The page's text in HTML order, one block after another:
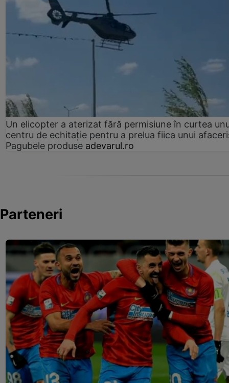
Un elicopter a aterizat fără permisiune în curtea
centru de echitație pentru a prelua fiica unui
Pagubele produse adevarul.ro
Parteneri